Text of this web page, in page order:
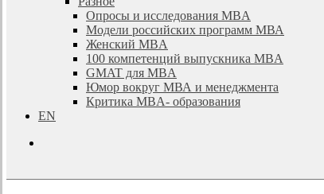
Опросы и исследования MBA
Модели российских программ МВА
Женский MBA
100 компетенций выпускника MBA
GMAT для MBA
Юмор вокруг МВА и менеджмента
Критика MBA- образования
EN